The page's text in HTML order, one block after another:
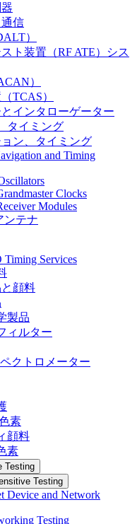
信
）
ト装置（RF ATE）シス
）
TCAS）
インタローゲーター
タイミング
ン、タイミング
and Timing
Clocks
Modules
ンテナ
Services
顔料
製品
ィルター
クトロメーター
素
顔料
素
Testing
Testing
Device and Network
Testing